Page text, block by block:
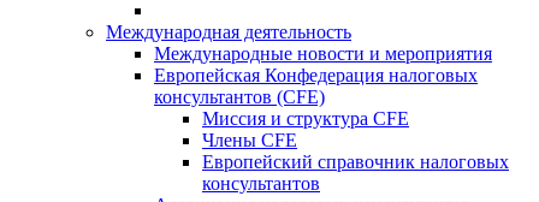
Международная деятельность
Международные новости и мероприятия
Европейская Конфедерация налоговых
консультантов (CFE)
Миссия и структура CFE
Члены CFE
Европейский справочник налоговых
консультантов